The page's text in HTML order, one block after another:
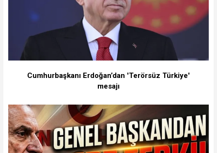
Cumhurbaşkanı Erdoğan’dan 'Terörsüz Türkiye'
mesajı